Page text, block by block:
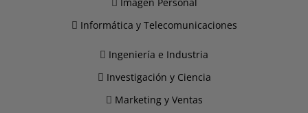
Informática y Telecomunicaciones
Ingeniería e Industria
Investigación y Ciencia
Marketing y Ventas